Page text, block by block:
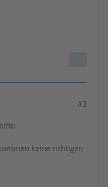
#3
keine richtigen